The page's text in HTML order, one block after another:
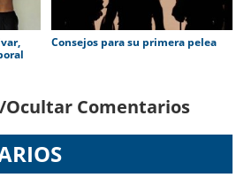
Consejos para su primera pelea
Comentarios